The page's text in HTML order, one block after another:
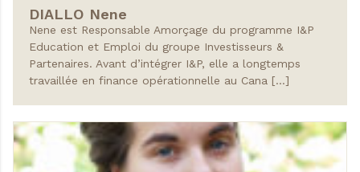
DIALLO Nene
Nene est Responsable Amorçage du programme I&P
Education et Emploi du groupe Investisseurs &
Partenaires. Avant d’intégrer I&P, elle a longtemps
travaillée en finance opérationnelle au Cana […]